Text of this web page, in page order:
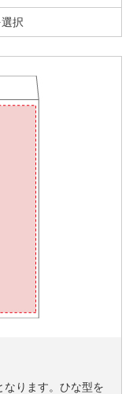
択
なります。ひな型を